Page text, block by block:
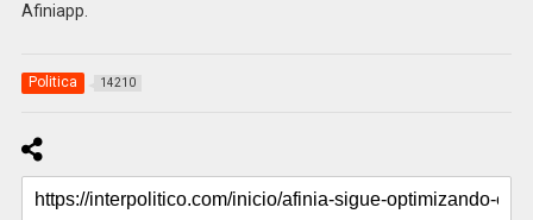
Afiniapp.
Politica 14210